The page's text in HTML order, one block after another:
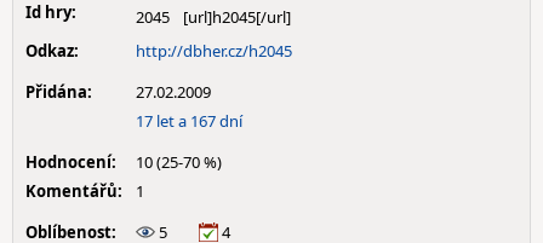
Id hry:
2045
Odkaz:
http://dbher.cz/h2045
Přidána:
27.02.2009
17 let a 167 dní
Hodnocení:
10 (25-70 %)
Komentářů:
1
Oblíbenost:
5
4